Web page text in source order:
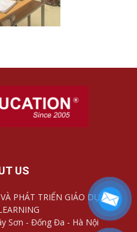
US
PHÁT TRIỂN GIÁO DỤC
Sơn - Đống Đa - Hà Nội